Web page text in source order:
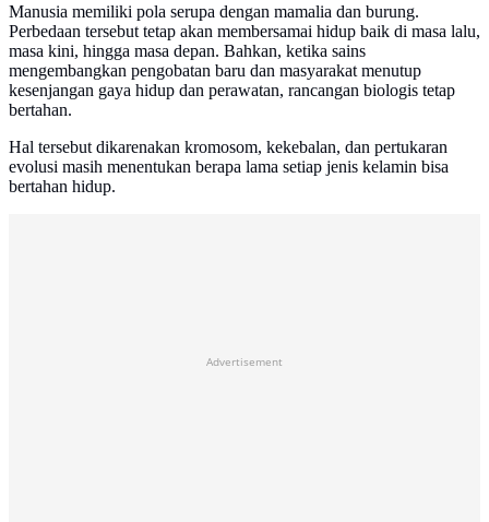
Manusia memiliki pola serupa dengan mamalia dan burung.
Perbedaan tersebut tetap akan membersamai hidup baik di masa lalu,
masa kini, hingga masa depan. Bahkan, ketika sains
mengembangkan pengobatan baru dan masyarakat menutup
kesenjangan gaya hidup dan perawatan, rancangan biologis tetap
bertahan.
Hal tersebut dikarenakan kromosom, kekebalan, dan pertukaran
evolusi masih menentukan berapa lama setiap jenis kelamin bisa
bertahan hidup.
Advertisement